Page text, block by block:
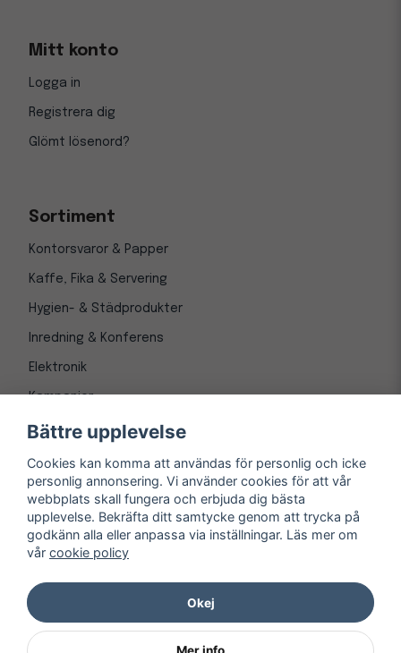
Mitt konto
Logga in
Registrera dig
Glömt lösenord?
Sortiment
Kontorsvaror & Papper
Kaffe, Fika & Servering
Hygien- & Städprodukter
Inredning & Konferens
Elektronik
Kampanjer
© Copyright 1997-2026
Bättre upplevelse
Cookies kan komma att användas för personlig och icke
personlig annonsering. Vi använder cookies för att vår
webbplats skall fungera och erbjuda dig bästa
upplevelse. Bekräfta ditt samtycke genom att trycka på
godkänn alla eller anpassa via inställningar. Läs mer om
vår cookie policy
Okej